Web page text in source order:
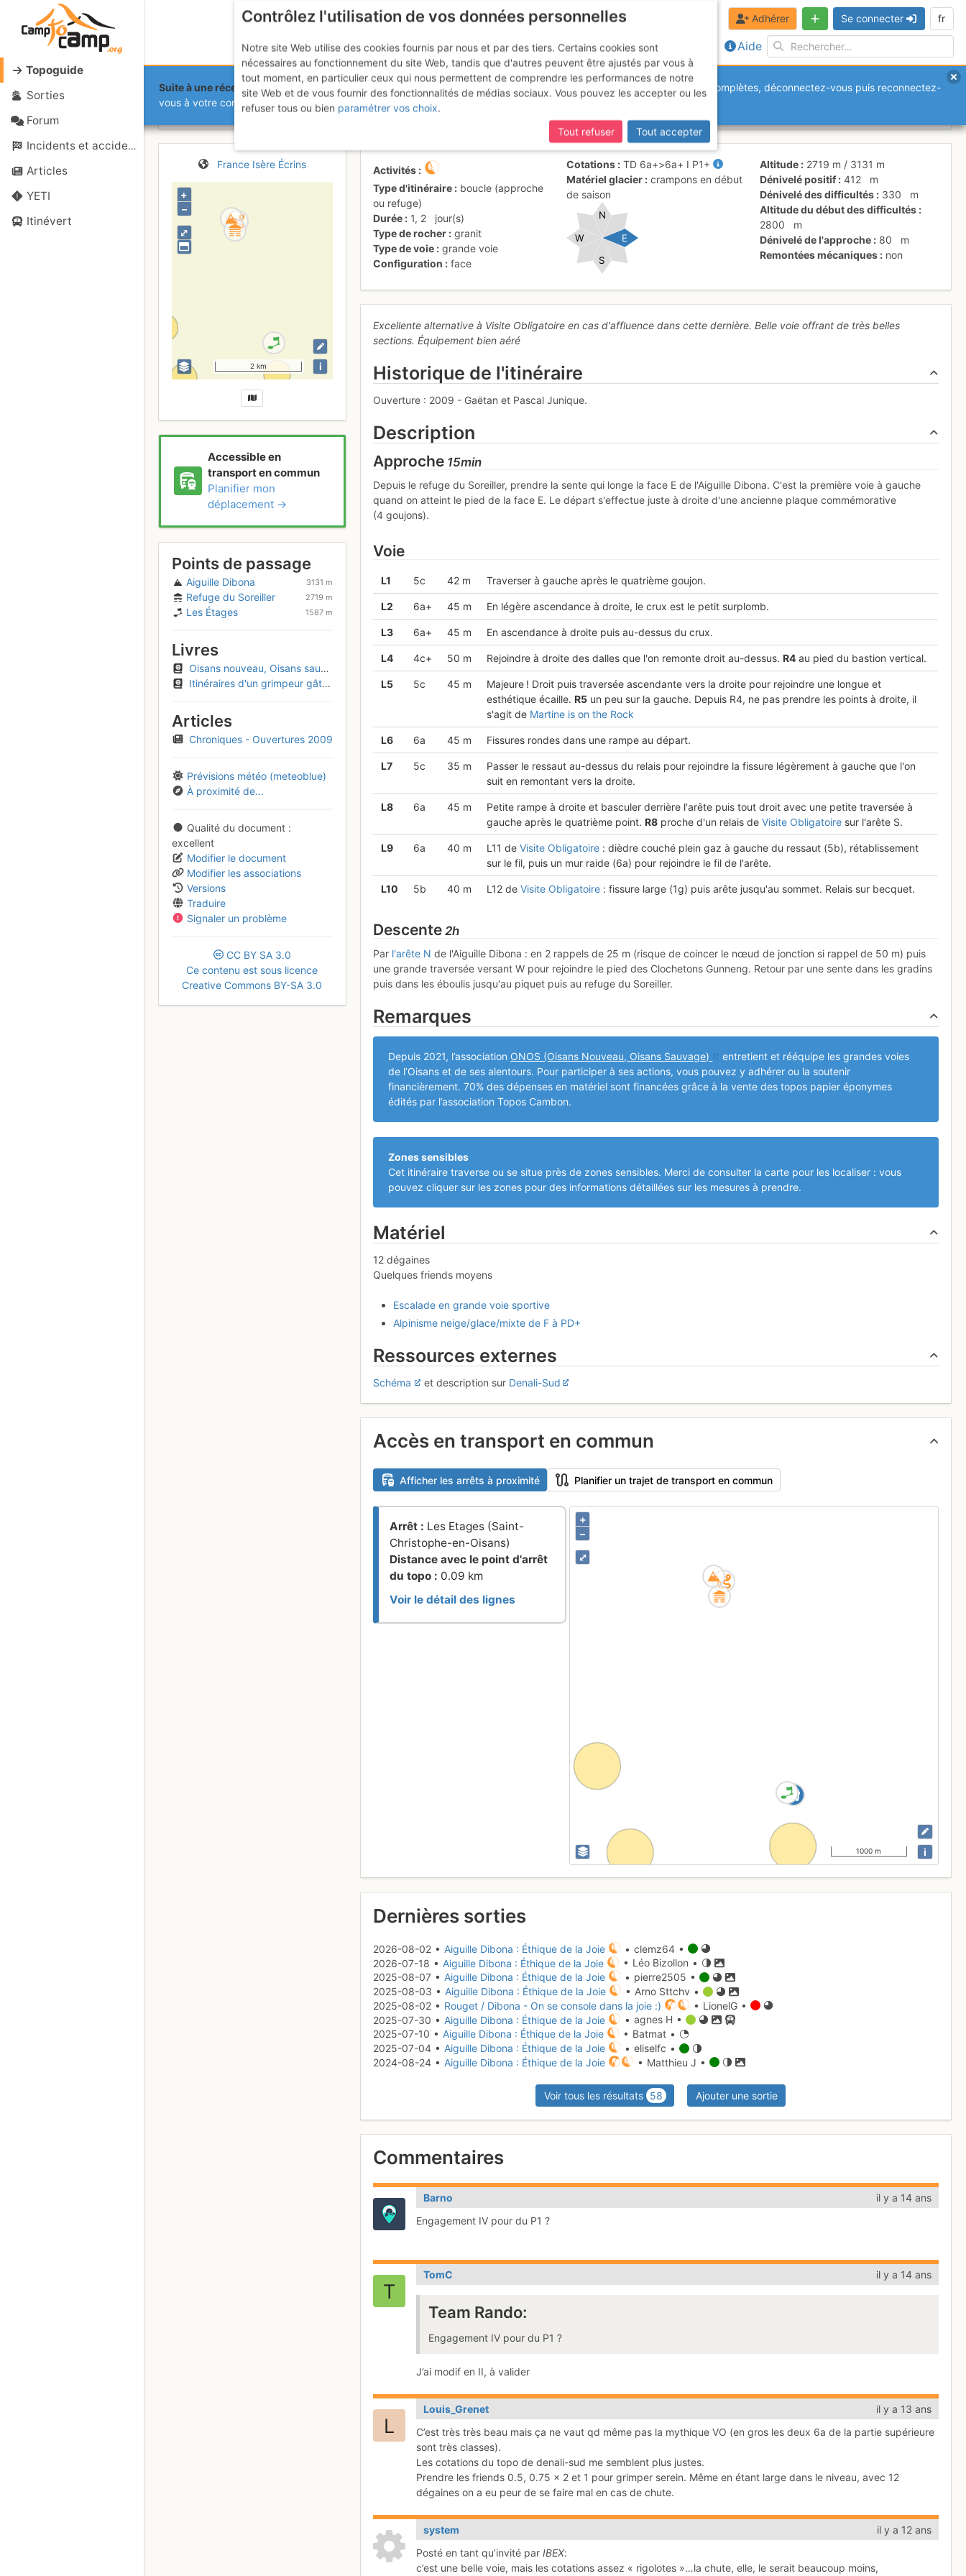
Topoguide
Sorties
Forum
Incidents et accidents
Articles
YETI
Itinévert
Aide
Adhérer Se connecter fr
Suite à une récente et importante mise à jour du site,si certaines pages ne sont plus accessibles, manquantes ou incomplètes, déconnectez-vous puis reconnectez-
vous à votre compte sur le site.
Aiguille Dibona : Éthique de la Joie
France Isère Écrins
⤢
+
–
2 km i
Accessible en
transport en commun
Planifier mon
déplacement →
Points de passage
Aiguille Dibona 3131 m
Refuge du Soreiller 2719 m
Les Étages 1587 m
Livres
Oisans nouveau, Oisans sauvage - Livre Ouest
Itinéraires d'un grimpeur gâté, tome 2
Articles
Chroniques - Ouvertures 2009
Prévisions météo (meteoblue)
À proximité de...
Qualité du document
excellent
Modifier le document
Modifier les associations
Versions
Traduire
Signaler un problème
CC BY SA 3.0
Ce contenu est sous licence
Creative Commons BY-SA 3.0
Activités
Type d'itinéraire
boucle (approche
ou refuge)
Durée
1, 2
jour(s)
Type de rocher
granit
Type de voie
grande voie
Configuration
face
Cotations TD 6a+>6a+ I P1+
Matériel glacier
crampons en début
de saison
E
W
S
N
Altitude 2719 m / 3131 m
Dénivelé positif
412
m
Dénivelé des difficultés
330
m
Altitude du début des difficultés
2800
m
Dénivelé de l'approche
80
m
Remontées mécaniques
non
Excellente alternative à Visite Obligatoire en cas d'affluence dans cette dernière. Belle voie offrant de très belles
sections. Équipement bien aéré
Historique de l'itinéraire
Ouverture : 2009 - Gaëtan et Pascal Junique.
Description
Approche 15min
Depuis le refuge du Soreiller, prendre la sente qui longe la face E de l'Aiguille Dibona. C'est la première voie à gauche
quand on atteint le pied de la face E. Le départ s'effectue juste à droite d'une ancienne plaque commémorative
(4 goujons).
Voie
L1 5c 42 m Traverser à gauche après le quatrième goujon.
L2 6a+ 45 m En légère ascendance à droite, le crux est le petit surplomb.
L3 6a+ 45 m En ascendance à droite puis au-dessus du crux.
L4 4c+ 50 m Rejoindre à droite des dalles que l'on remonte droit au-dessus. R4au pied du bastion vertical.
L5 5c 45 m
Majeure ! Droit puis traversée ascendante vers la droite pour rejoindre une longue et
esthétique écaille. R5un peu sur la gauche. Depuis R4, ne pas prendre les points à droite, il
s'agit de Martine is on the Rock
L6 6a 45 m Fissures rondes dans une rampe au départ.
L7 5c 35 m
Passer le ressaut au-dessus du relais pour rejoindre la fissure légèrement à gauche que l'on
suit en remontant vers la droite.
L8 6a 45 m
Petite rampe à droite et basculer derrière l'arête puis tout droit avec une petite traversée à
gauche après le quatrième point. R8proche d'un relais de Visite Obligatoiresur l'arête S.
L9 6a 40 m L11 de Visite Obligatoire: dièdre couché plein gaz à gauche du ressaut (5b), rétablissement
sur le fil, puis un mur raide (6a) pour rejoindre le fil de l'arête.
L10 5b 40 m L12 de Visite Obligatoire: fissure large (1g) puis arête jusqu'au sommet. Relais sur becquet.
Descente 2h
Par l'arête N de l'Aiguille Dibona : en 2 rappels de 25 m (risque de coincer le nœud de jonction si rappel de 50 m) puis
une grande traversée versant W pour rejoindre le pied des Clochetons Gunneng. Retour par une sente dans les gradins
puis dans les éboulis jusqu'au piquet puis au refuge du Soreiller.
Remarques
Depuis 2021, l’association ONOS (Oisans Nouveau, Oisans Sauvage)
entretient et rééquipe les grandes voies
de l’Oisans et de ses alentours. Pour participer à ses actions, vous pouvez y adhérer ou la soutenir
financièrement. 70% des dépenses en matériel sont financées grâce à la vente des topos papier éponymes
édités par l’association Topos Cambon.
Zones sensibles
Cet itinéraire traverse ou se situe près de zones sensibles. Merci de consulter la carte pour les localiser : vous
pouvez cliquer sur les zones pour des informations détaillées sur les mesures à prendre.
Matériel
12 dégaines
Quelques friends moyens
Escalade en grande voie sportive
Alpinisme neige/glace/mixte de F à PD+
Ressources externes
Schéma et description sur Denali-Sud
Accès en transport en commun
Afficher les arrêts à proximité Planifier un trajet de transport en commun
Arrêt : Les Etages (Saint-
Christophe-en-Oisans)
Distance avec le point d'arrêt
du topo : 0.09 km
Voir le détail des lignes
⤢
+
–
1000 m i
Dernières sorties
2026-08-02 • Aiguille Dibona : Éthique de la Joie
• clemz64 •
2026-07-18 • Aiguille Dibona : Éthique de la Joie
• Léo Bizollon •
2025-08-07 • Aiguille Dibona : Éthique de la Joie
• pierre2505 •
2025-08-03 • Aiguille Dibona : Éthique de la Joie
• Arno Sttchv •
2025-08-02 • Rouget / Dibona - On se console dans la joie :)
• LionelG •
2025-07-30 • Aiguille Dibona : Éthique de la Joie
• agnes H •
2025-07-10 • Aiguille Dibona : Éthique de la Joie
• Batmat •
2025-07-04 • Aiguille Dibona : Éthique de la Joie
• eliselfc •
2024-08-24 • Aiguille Dibona : Éthique de la Joie • Matthieu J •
Voir tous les résultats 58 Ajouter une sortie
Commentaires
Barno
il y a 14 ans
Engagement IV pour du P1 ?
TomC il y a 14 ans
Team Rando:
Engagement IV pour du P1 ?
J’ai modif en II, à valider
Louis_Grenet
il y a 13 ans
C’est très très beau mais ça ne vaut qd même pas la mythique VO (en gros les deux 6a de la partie supérieure
sont très classes).
Les cotations du topo de denali-sud me semblent plus justes.
Prendre les friends 0.5, 0.75 x 2 et 1 pour grimper serein. Même en étant large dans le niveau, avec 12
dégaines on a eu peur de se faire mal en cas de chute.
system
il y a 12 ans
Posté en tant qu’invité parIBEX:
c’est une belle voie, mais les cotations assez « rigolotes »…la chute, elle, le serait beaucoup moins,
Contrôlez l'utilisation de vos données personnelles
Notre site Web utilise des cookies fournis par nous et par des tiers. Certains cookies sont
nécessaires au fonctionnement du site Web, tandis que d'autres peuvent être ajustés par vous à
tout moment, en particulier ceux qui nous permettent de comprendre les performances de notre
site Web et de vous fournir des fonctionnalités de médias sociaux. Vous pouvez les accepter ou les
refuser tous ou bien paramétrer vos choix.
Tout refuser
Tout accepter